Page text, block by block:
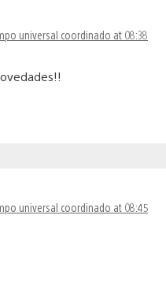
universal coordinado at 08:38
universal coordinado at 08:45